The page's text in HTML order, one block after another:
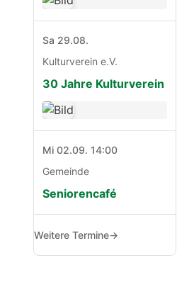
Sa 29.08.
Kulturverein e.V.
30 Jahre Kulturverein
Mi 02.09. 14:00
Gemeinde
Seniorencafé
Weitere Termine→